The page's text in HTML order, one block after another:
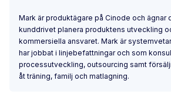
Mark är produktägare på Cinode och ägnar
kunddrivet planera produktens utveckling
kommersiella ansvaret. Mark är
har jobbat i linjebefattningar och som
processutveckling, outsourcing samt
åt träning, familj och matlagning.